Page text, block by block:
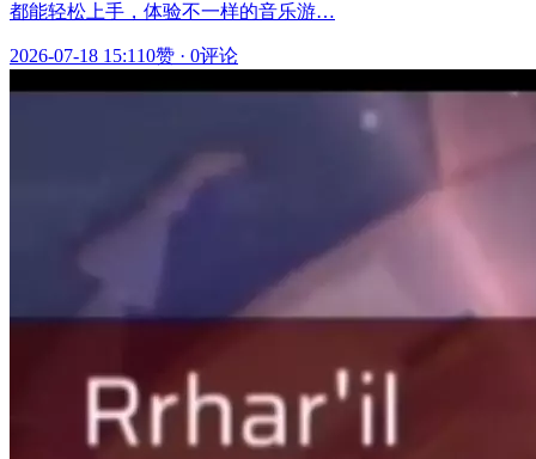
都能轻松上手，体验不一样的音乐游…
2026-07-18 15:110赞 · 0评论